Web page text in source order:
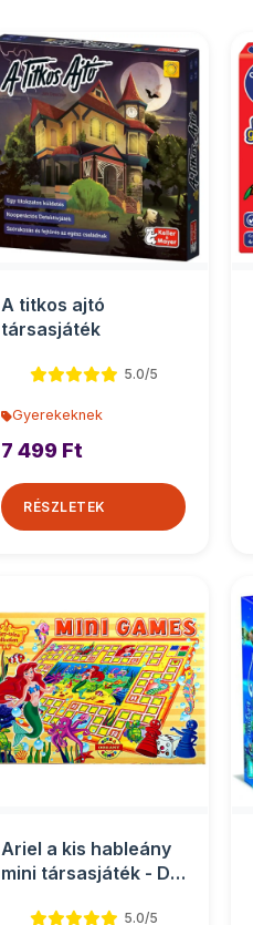
A titkos ajtó
társasjáték
5.0/5
Gyerekeknek
7 499 Ft
RÉSZLETEK
Ariel a kis hableány
mini társasjáték - D-
5.0/5